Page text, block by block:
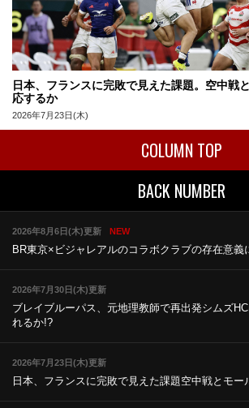
日本、フランスに完敗で見えた課題。空中戦
応するか
2026年7月23日(木)
COLUMN TOP
BACK NUMBER
2026年8月6日(木)更新 NEW
BR東京×ビジャレアルのコラボクラブの存在意義
2026年7月30日(木)更新
ブレイブルーパス、元地理教師で再出発シムズ
れるか!?
2026年7月23日(木)更新
日本、フランスに完敗で見えた課題空中戦とモー